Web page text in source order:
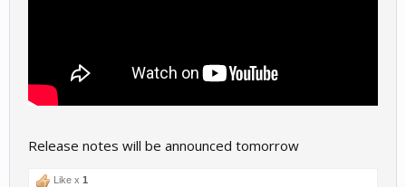
Release notes will be announced tomorrow
Like x 1